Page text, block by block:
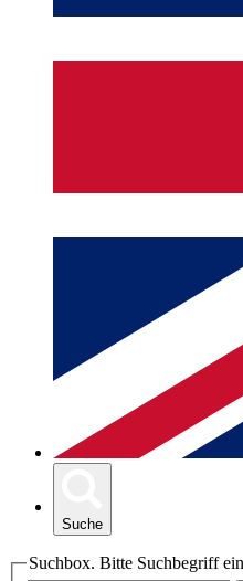
Suche
Suchbox. Bitte Suchbegriff